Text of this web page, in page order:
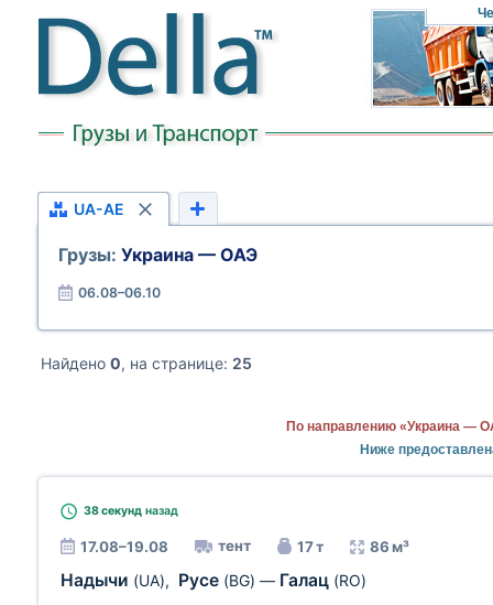
UA-AE
Грузы: Украина — ОАЭ
06.08–06.10
Найдено 0, на странице: 25
По направлению «Украина —
Ниже
38 секунд назад
17.08–19.08 тент 17 т 86 м³
Надычи (UA), Русе (BG) — Галац (RO)